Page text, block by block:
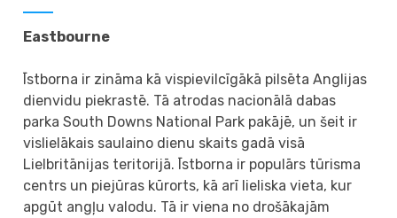
Eastbourne
Īstborna ir zināma kā vispievilcīgākā pilsēta Anglijas
dienvidu piekrastē. Tā atrodas nacionālā dabas
parka South Downs National Park pakājē, un šeit ir
vislielākais saulaino dienu skaits gadā visā
Lielbritānijas teritorijā. Īstborna ir populārs tūrisma
centrs un piejūras kūrorts, kā arī lieliska vieta, kur
apgūt angļu valodu. Tā ir viena no drošākajām